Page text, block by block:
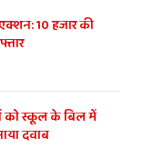
10 हजार की
को स्कूल के बिल में
दवाब